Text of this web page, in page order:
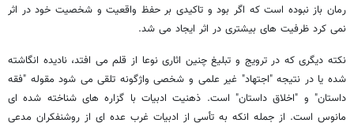
رمان باز نبوده است که اگر بود و تاکیدی بر حفظ واقعیت و شخصیت خود در اثر
نمی کرد ظرفیت های بیشتری در اثر ایجاد می شد.
نکته دیگری که در ترویج و تبلیغ چنین اثاری نوعا از قلم می افتد، نادیده انگاشته
شده یا در نتیجه "اجتهاد" غیر علمی و شخصی واژگونه تلقی می شود مقوله "فقه
داستان" و "اخلاق داستان" است. ذهنیت ادبیات با گزاره های شناخته شده ای
مانوس است. از جمله انکه به تأسی از ادبیات غرب عده ای از روشنفکران مدعی